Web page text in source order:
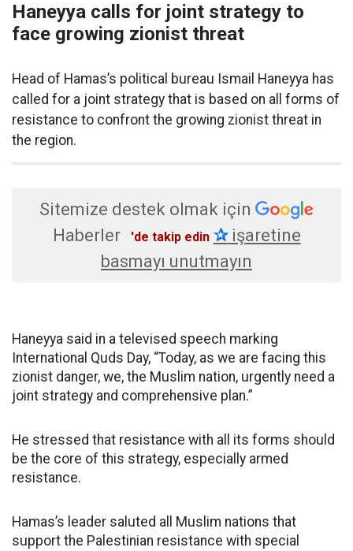
Haneyya calls for joint strategy to
face growing zionist threat
Head of Hamas’s political bureau Ismail Haneyya has
called for a joint strategy that is based on all forms of
resistance to confront the growing zionist threat in
the region.
Sitemize destek olmak için
Haberler
'de takip edin ✰işaretine
basmayı unutmayın
Haneyya said in a televised speech marking
International Quds Day, “Today, as we are facing this
zionist danger, we, the Muslim nation, urgently need a
joint strategy and comprehensive plan.”
He stressed that resistance with all its forms should
be the core of this strategy, especially armed
resistance.
Hamas’s leader saluted all Muslim nations that
support the Palestinian resistance with special